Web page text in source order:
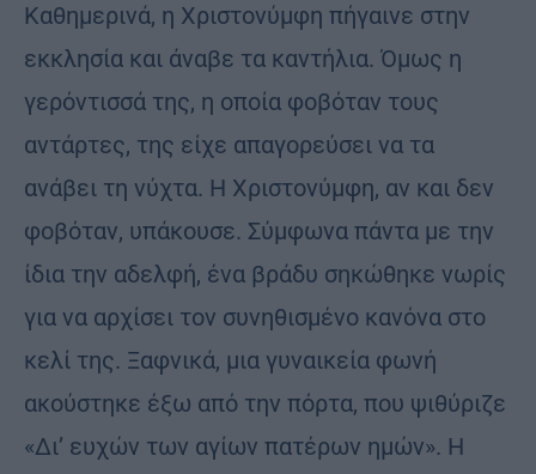
Καθημερινά, η Χριστονύμφη πήγαινε στην
εκκλησία και άναβε τα καντήλια. Όμως η
γερόντισσά της, η οποία φοβόταν τους
αντάρτες, της είχε απαγορεύσει να τα
ανάβει τη νύχτα. Η Χριστονύμφη, αν και δεν
φοβόταν, υπάκουσε. Σύμφωνα πάντα με την
ίδια την αδελφή, ένα βράδυ σηκώθηκε νωρίς
για να αρχίσει τον συνηθισμένο κανόνα στο
κελί της. Ξαφνικά, μια γυναικεία φωνή
ακούστηκε έξω από την πόρτα, που ψιθύριζε
«Δι’ ευχών των αγίων πατέρων ημών». Η